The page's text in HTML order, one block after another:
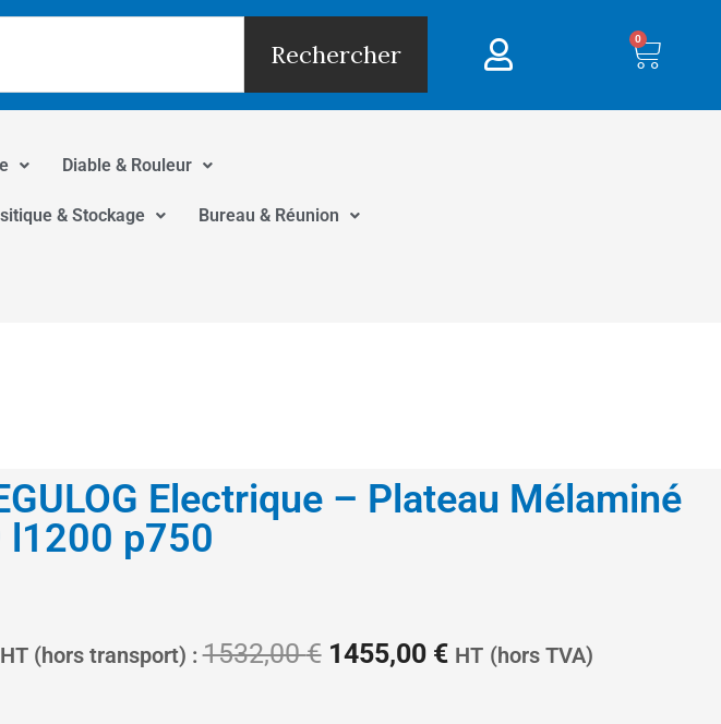
Rechercher
0
Diable & Rouleur
& Stockage Bureau & Réunion
Electrique – Plateau Mélaminé
l1200 p750
(hors transport) :1532,00€ Le
1455,00 €Le
HT (hors TVA)